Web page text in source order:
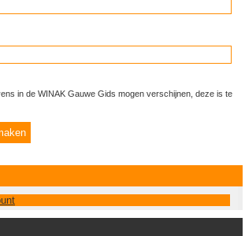
in de WINAK Gauwe Gids mogen verschijnen, deze is te